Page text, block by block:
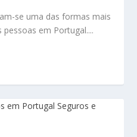
se uma das formas mais
em Portugal....